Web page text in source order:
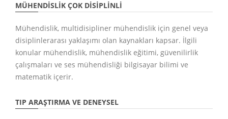
MÜHENDISLIK ÇOK DISIPLINLI
Mühendislik, multidisipliner mühendislik için genel veya
disiplinlerarası yaklaşımı olan kaynakları kapsar. İlgili
konular mühendislik, mühendislik eğitimi, güvenilirlik
çalışmaları ve ses mühendisliği bilgisayar bilimi ve
matematik içerir.
TIP ARAŞTIRMA VE DENEYSEL